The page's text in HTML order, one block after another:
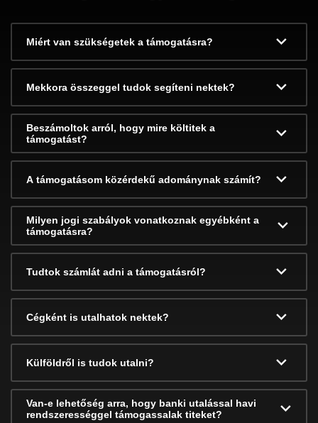
Miért van szükségetek a támogatásra?
Mekkora összeggel tudok segíteni nektek?
Beszámoltok arról, hogy mire költitek a
támogatást?
A támogatásom közérdekű adománynak számít?
Milyen jogi szabályok vonatkoznak egyébként a
támogatásra?
Tudtok számlát adni a támogatásról?
Cégként is utalhatok nektek?
Külföldről is tudok utalni?
Van-e lehetőség arra, hogy banki utalással havi
rendszerességgel támogassalak titeket?